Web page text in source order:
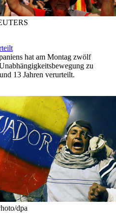
hat am Montag zwölf
zu
13 Jahren verurteilt.
dpa